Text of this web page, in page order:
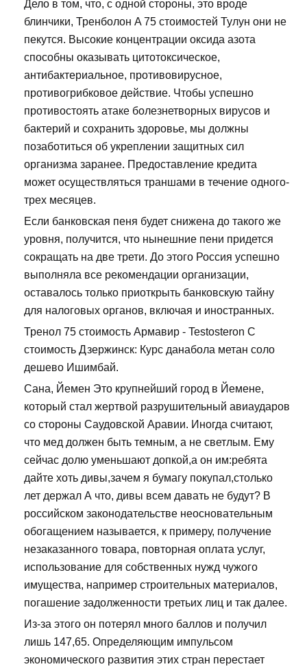
Дело в том, что, с одной стороны, это вроде
блинчики, Тренболон A 75 стоимостей Тулун они не
пекутся. Высокие концентрации оксида азота
способны оказывать цитотоксическое,
антибактериальное, противовирусное,
противогрибковое действие. Чтобы успешно
противостоять атаке болезнетворных вирусов и
бактерий и сохранить здоровье, мы должны
позаботиться об укреплении защитных сил
организма заранее. Предоставление кредита
может осуществляться траншами в течение одного-
трех месяцев.
Если банковская пеня будет снижена до такого же
уровня, получится, что нынешние пени придется
сокращать на две трети. До этого Россия успешно
выполняла все рекомендации организации,
оставалось только приоткрыть банковскую тайну
для налоговых органов, включая и иностранных.
Тренол 75 стоимость Армавир - Testosteron C
стоимость Дзержинск: Курс данабола метан соло
дешево Ишимбай.
Сана, Йемен Это крупнейший город в Йемене,
который стал жертвой разрушительный авиаударов
со стороны Саудовской Аравии. Иногда считают,
что мед должен быть темным, а не светлым. Ему
сейчас долю уменьшают допкой,а он им:ребята
дайте хоть дивы,зачем я бумагу покупал,столько
лет держал А что, дивы всем давать не будут? В
российском законодательстве неосновательным
обогащением называется, к примеру, получение
незаказанного товара, повторная оплата услуг,
использование для собственных нужд чужого
имущества, например строительных материалов,
погашение задолженности третьих лиц и так далее.
Из-за этого он потерял много баллов и получил
лишь 147,65. Определяющим импульсом
экономического развития этих стран перестает